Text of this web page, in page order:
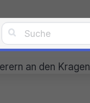

an den Kragen